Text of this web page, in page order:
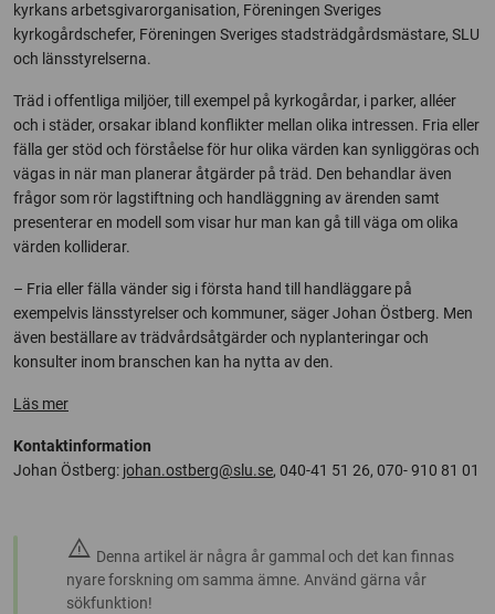
kyrkans arbetsgivarorganisation, Föreningen Sveriges
kyrkogårdschefer, Föreningen Sveriges stadsträdgårdsmästare, SLU
och länsstyrelserna.
Träd i offentliga miljöer, till exempel på kyrkogårdar, i parker, alléer
och i städer, orsakar ibland konflikter mellan olika intressen. Fria eller
fälla ger stöd och förståelse för hur olika värden kan synliggöras och
vägas in när man planerar åtgärder på träd. Den behandlar även
frågor som rör lagstiftning och handläggning av ärenden samt
presenterar en modell som visar hur man kan gå till väga om olika
värden kolliderar.
– Fria eller fälla vänder sig i första hand till handläggare på
exempelvis länsstyrelser och kommuner, säger Johan Östberg. Men
även beställare av trädvårdsåtgärder och nyplanteringar och
konsulter inom branschen kan ha nytta av den.
Läs mer
Kontaktinformation
Johan Östberg: johan.ostberg@slu.se, 040-41 51 26, 070- 910 81 01
warning Denna artikel är några år gammal och det kan finnas
nyare forskning om samma ämne. Använd gärna vår
sökfunktion!